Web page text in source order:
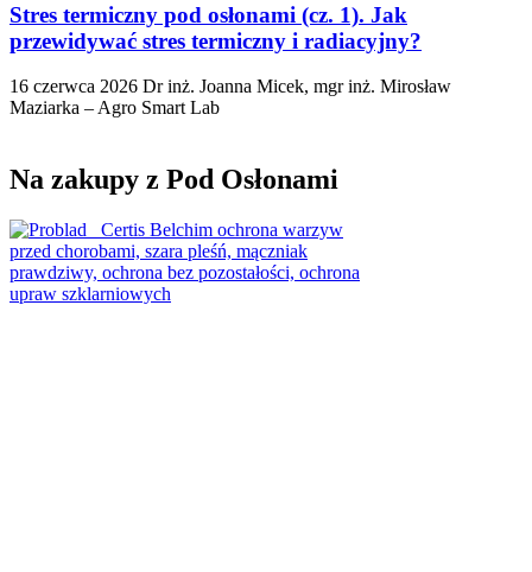
Stres termiczny pod osłonami (cz. 1). Jak
przewidywać stres termiczny i radiacyjny?
16 czerwca 2026 Dr inż. Joanna Micek, mgr inż. Mirosław
Maziarka – Agro Smart Lab
Na zakupy z Pod Osłonami